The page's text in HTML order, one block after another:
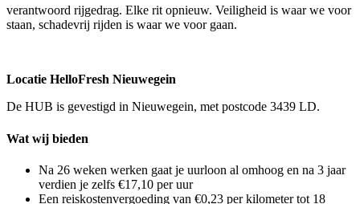
verantwoord rijgedrag. Elke rit opnieuw. Veiligheid is waar we voor
staan, schadevrij rijden is waar we voor gaan.
Locatie HelloFresh Nieuwegein
De HUB is gevestigd in Nieuwegein, met postcode 3439 LD.
Wat wij bieden
Na 26 weken werken gaat je uurloon al omhoog en na 3 jaar
verdien je zelfs €17,10 per uur
Een reiskostenvergoeding van €0,23 per kilometer tot 18